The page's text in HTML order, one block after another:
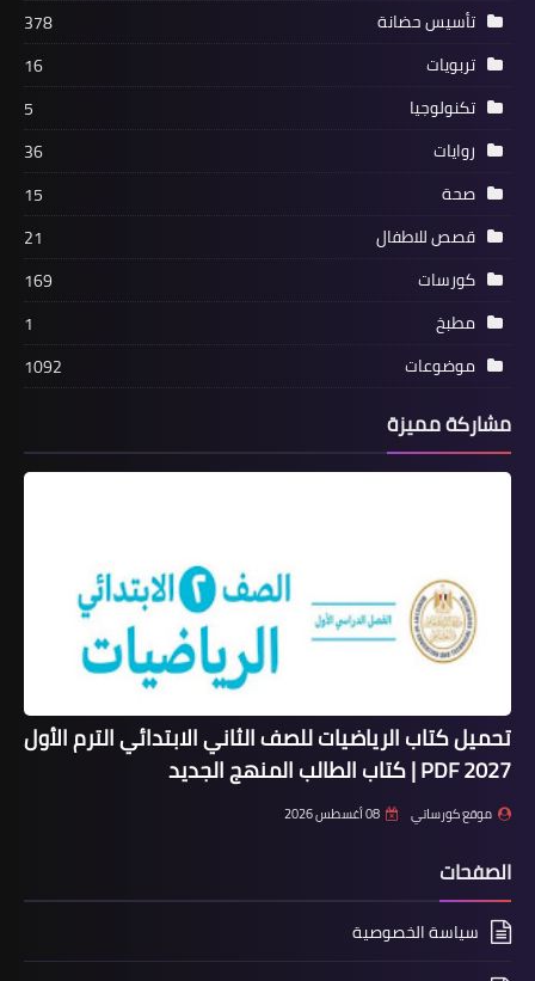
تأسيس حضانة
378
تربويات
16
تكنولوجيا
5
روايات
36
صحة
15
قصص للاطفال
21
كورسات
169
مطبخ
1
موضوعات
1092
مشاركة مميزة
تحميل كتاب الرياضيات للصف الثاني الابتدائي الترم الأول
2027 PDF | كتاب الطالب المنهج الجديد
موقع كورساتي 08 أغسطس 2026
الصفحات
سياسة الخصوصية